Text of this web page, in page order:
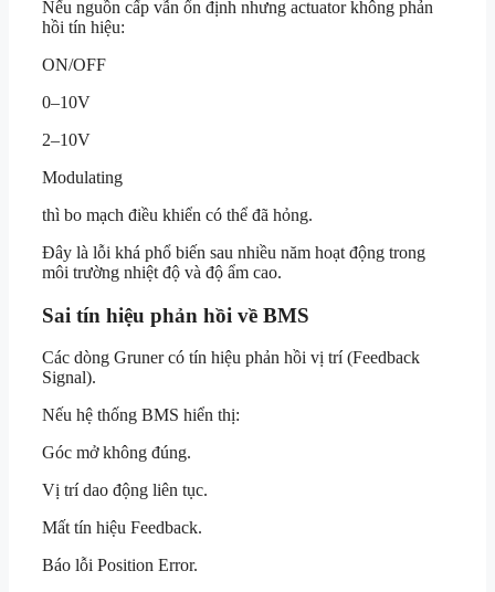
Nếu nguồn cấp vẫn ổn định nhưng actuator không phản
hồi tín hiệu:
ON/OFF
0–10V
2–10V
Modulating
thì bo mạch điều khiển có thể đã hỏng.
Đây là lỗi khá phổ biến sau nhiều năm hoạt động trong
môi trường nhiệt độ và độ ẩm cao.
Sai tín hiệu phản hồi về BMS
Các dòng Gruner có tín hiệu phản hồi vị trí (Feedback
Signal).
Nếu hệ thống BMS hiển thị:
Góc mở không đúng.
Vị trí dao động liên tục.
Mất tín hiệu Feedback.
Báo lỗi Position Error.